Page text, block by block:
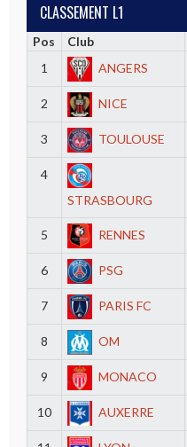
CLASSEMENT L1
Pos Club
1
ANGERS
2 NICE
3 TOULOUSE
4
STRASBOURG
5 RENNES
6 PSG
7 PARIS FC
8 OM
9 MONACO
10 AUXERRE